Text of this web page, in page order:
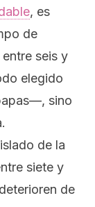
, es
de
seis y
elegido
sino
de la
siete y
de